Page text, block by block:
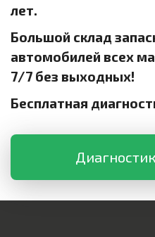
лет.
Большой склад
автомобилей всех
7/7 без выходных!
Бесплатная